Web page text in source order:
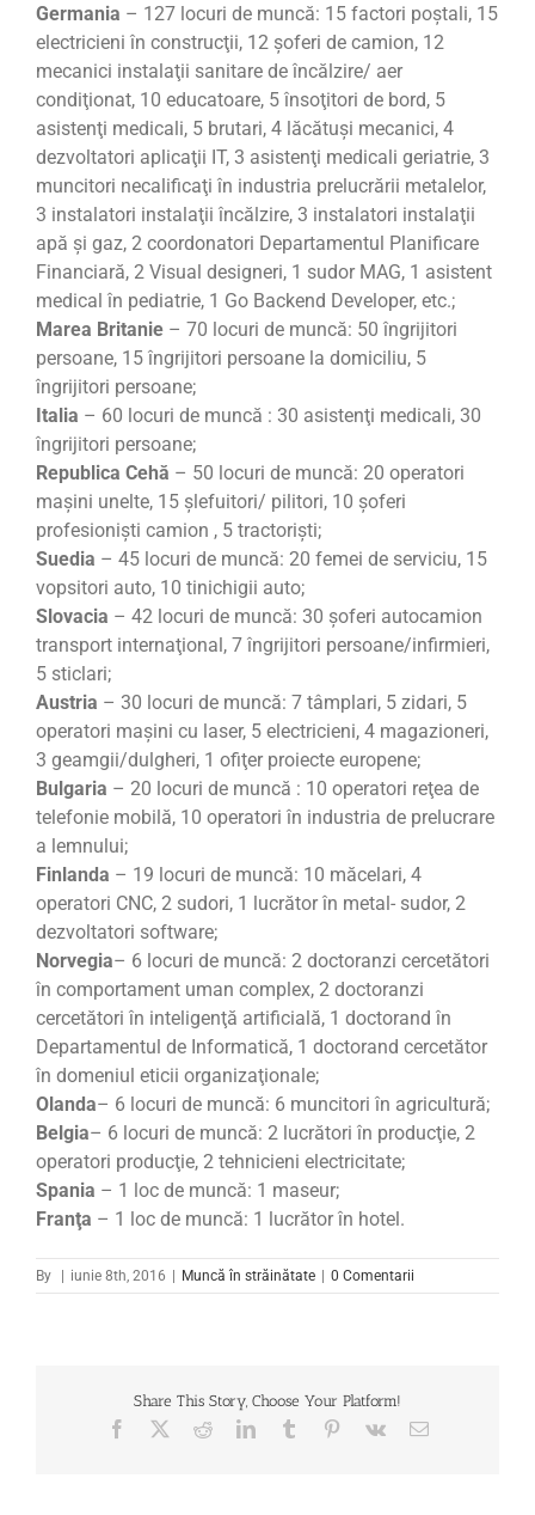
Germania – 127 locuri de muncă: 15 factori poştali, 15
electricieni în construcţii, 12 şoferi de camion, 12
mecanici instalaţii sanitare de încălzire/ aer
condiţionat, 10 educatoare, 5 însoţitori de bord, 5
asistenţi medicali, 5 brutari, 4 lăcătuşi mecanici, 4
dezvoltatori aplicaţii IT, 3 asistenţi medicali geriatrie, 3
muncitori necalificaţi în industria prelucrării metalelor,
3 instalatori instalaţii încălzire, 3 instalatori instalaţii
apă şi gaz, 2 coordonatori Departamentul Planificare
Financiară, 2 Visual designeri, 1 sudor MAG, 1 asistent
medical în pediatrie, 1 Go Backend Developer, etc.;
Marea Britanie – 70 locuri de muncă: 50 îngrijitori
persoane, 15 îngrijitori persoane la domiciliu, 5
îngrijitori persoane;
Italia – 60 locuri de muncă : 30 asistenţi medicali, 30
îngrijitori persoane;
Republica Cehă – 50 locuri de muncă: 20 operatori
maşini unelte, 15 şlefuitori/ pilitori, 10 şoferi
profesionişti camion , 5 tractorişti;
Suedia – 45 locuri de muncă: 20 femei de serviciu, 15
vopsitori auto, 10 tinichigii auto;
Slovacia – 42 locuri de muncă: 30 şoferi autocamion
transport internaţional, 7 îngrijitori persoane/infirmieri,
5 sticlari;
Austria – 30 locuri de muncă: 7 tâmplari, 5 zidari, 5
operatori maşini cu laser, 5 electricieni, 4 magazioneri,
3 geamgii/dulgheri, 1 ofiţer proiecte europene;
Bulgaria – 20 locuri de muncă : 10 operatori reţea de
telefonie mobilă, 10 operatori în industria de prelucrare
a lemnului;
Finlanda – 19 locuri de muncă: 10 măcelari, 4
operatori CNC, 2 sudori, 1 lucrător în metal- sudor, 2
dezvoltatori software;
Norvegia– 6 locuri de muncă: 2 doctoranzi cercetători
în comportament uman complex, 2 doctoranzi
cercetători în inteligenţă artificială, 1 doctorand în
Departamentul de Informatică, 1 doctorand cercetător
în domeniul eticii organizaţionale;
Olanda– 6 locuri de muncă: 6 muncitori în agricultură;
Belgia– 6 locuri de muncă: 2 lucrători în producţie, 2
operatori producţie, 2 tehnicieni electricitate;
Spania – 1 loc de muncă: 1 maseur;
Franţa – 1 loc de muncă: 1 lucrător în hotel.
By | iunie 8th, 2016 | Muncă în străinătate | 0 Comentarii
Share This Story, Choose Your Platform!
Facebook RedditLinkedInTumblr Pinterest
Vk Email